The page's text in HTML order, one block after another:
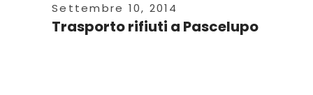
Settembre 10, 2014
Trasporto rifiuti a Pascelupo